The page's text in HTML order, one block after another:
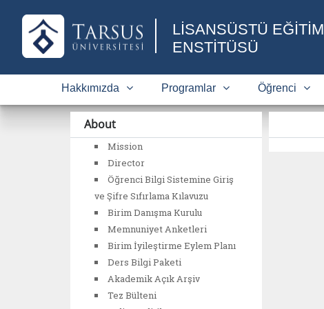
LİSANSÜSTÜ EĞİTİM
ENSTİTÜSÜ
Hakkımızda Programlar Öğrenci
About
Mission
Director
Öğrenci Bilgi Sistemine Giriş
ve Şifre Sıfırlama Kılavuzu
Birim Danışma Kurulu
Memnuniyet Anketleri
Birim İyileştirme Eylem Planı
Ders Bilgi Paketi
Akademik Açık Arşiv
Tez Bülteni